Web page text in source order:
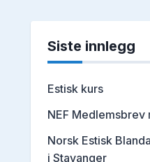
Siste innlegg
Estisk kurs
NEF Medlemsbrev
Norsk Estisk
i Stavanger